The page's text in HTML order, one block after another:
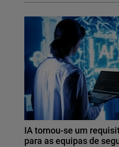
IA tornou-se um
para as equipas de